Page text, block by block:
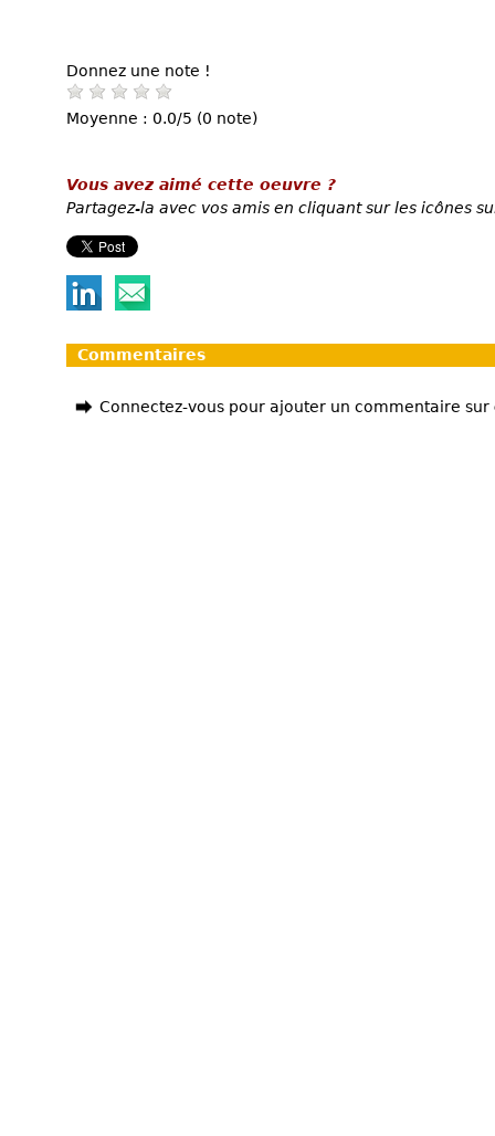
Donnez une note !
Moyenne : 0.0/5 (0 note)
Vous avez aimé cette oeuvre ?
Partagez-la avec vos amis en cliquant sur les icônes
Commentaires
Connectez-vous pour ajouter un commentaire sur